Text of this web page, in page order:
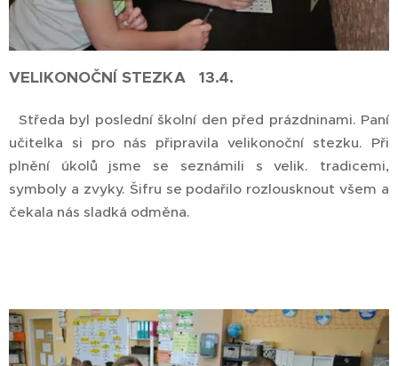
VELIKONOČNÍ STEZKA 13.4.
Středa byl poslední školní den před prázdninami. Paní
učitelka si pro nás připravila velikonoční stezku. Při
plnění úkolů jsme se seznámili s velik. tradicemi,
symboly a zvyky. Šifru se podařilo rozlousknout všem a
čekala nás sladká odměna.